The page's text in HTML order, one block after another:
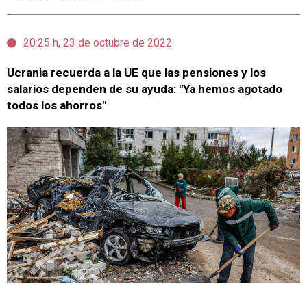
20:25 h, 23 de octubre de 2022
Ucrania recuerda a la UE que las pensiones y los
salarios dependen de su ayuda: "Ya hemos agotado
todos los ahorros"